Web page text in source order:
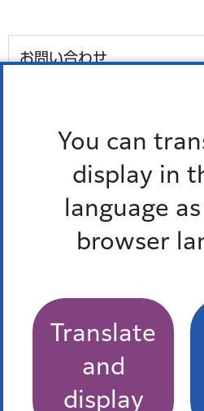
You can
display in
language
browser
Translate
and
display
お問い合わせ
ファックス番号：03-3578-
外国語対応が必要な人、通訳
3人で会話ができます。
多言語対応三者通話サービス
港区平和都市宣言40周年記念